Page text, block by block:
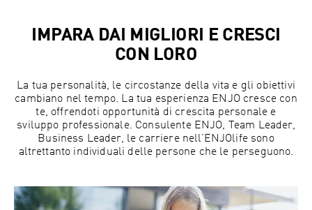
IMPARA DAI MIGLIORI E CRESCI
CON LORO
La tua personalità, le circostanze della vita e gli obiettivi
cambiano nel tempo. La tua esperienza ENJO cresce con
te, offrendoti opportunità di crescita personale e
sviluppo professionale. Consulente ENJO, Team Leader,
Business Leader, le carriere nell’ENJOlife sono
altrettanto individuali delle persone che le perseguono.